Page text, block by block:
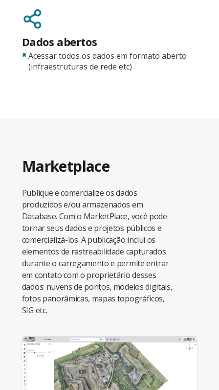
Dados abertos
Acessar todos os dados em formato aberto
(infraestruturas de rede etc)
Marketplace
Publique e comercialize os dados
produzidos e/ou armazenados em
Database. Com o MarketPlace, você pode
tornar seus dados e projetos públicos e
comercializá-los. A publicação inclui os
elementos de rastreabilidade capturados
durante o carregamento e permite entrar
em contato com o proprietário desses
dados: nuvens de pontos, modelos digitais,
fotos panorâmicas, mapas topográficos,
SIG etc.